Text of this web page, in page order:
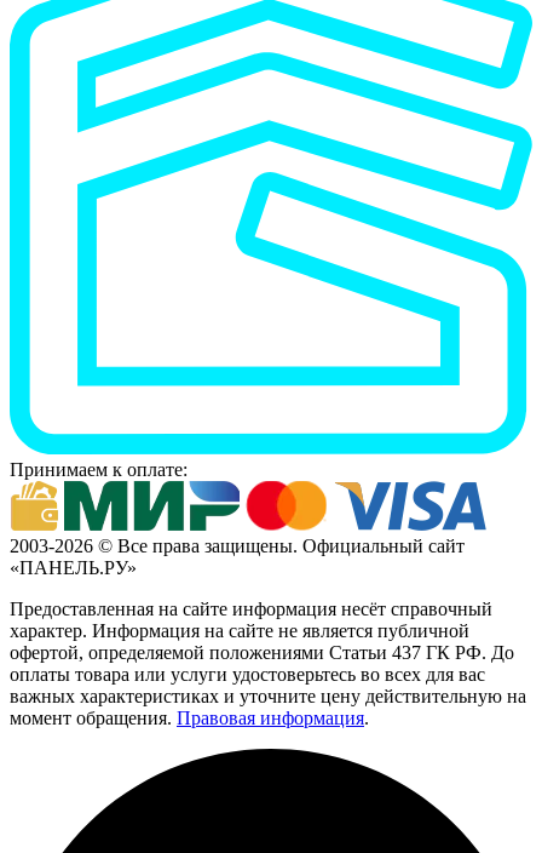
Принимаем к оплате:
2003-2026 © Все права защищены. Официальный сайт
«ПАНЕЛЬ.РУ»
Предоставленная на сайте информация несёт справочный
характер. Информация на сайте не является публичной
офертой, определяемой положениями Статьи 437 ГК РФ. До
оплаты товара или услуги удостоверьтесь во всех для вас
важных характеристиках и уточните цену действительную на
момент обращения. Правовая информация.